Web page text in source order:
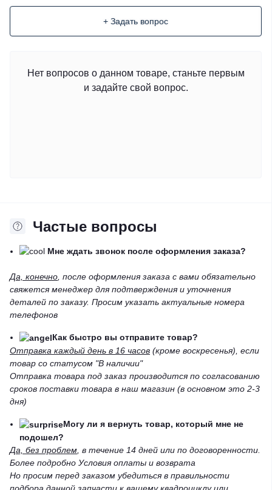
+ Задать вопрос
Нет вопросов о данном товаре, станьте первым
и задайте свой вопрос.
Частые вопросы
Мне ждать звонок после оформления заказа?
Да, конечно, после оформления заказа с вами обязательно
свяжется менеджер для подтверждения и уточнения
деталей по заказу. Просим указать актуальные номера
телефонов
Как быстро вы отправите товар?
Отправка каждый день в 16 часов (кроме воскресенья), если
товар со статусом "В наличии"
Отправка товара под заказ производится по согласованию
сроков поставки товара в наш магазин (в основном это 2-3
дня)
Могу ли я вернуть товар, который мне не
подошел?
Да, без проблем , в течение 14 дней или по договоренности.
Более подробно Условия оплаты и возврата
Но просим перед заказом убедиться в правильности